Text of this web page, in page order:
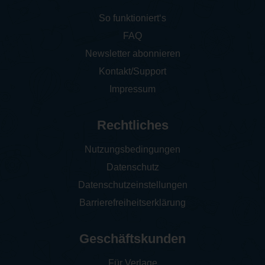
So funktioniert‘s
FAQ
Newsletter abonnieren
Kontakt/Support
Impressum
Rechtliches
Nutzungsbedingungen
Datenschutz
Datenschutzeinstellungen
Barrierefreiheitserklärung
Geschäftskunden